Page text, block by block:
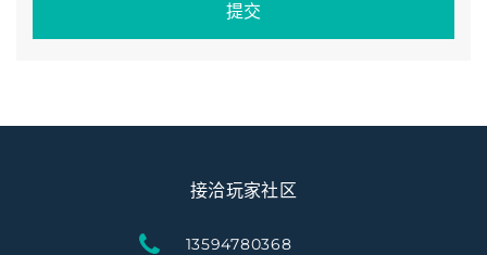
提交
接洽玩家社区
13594780368